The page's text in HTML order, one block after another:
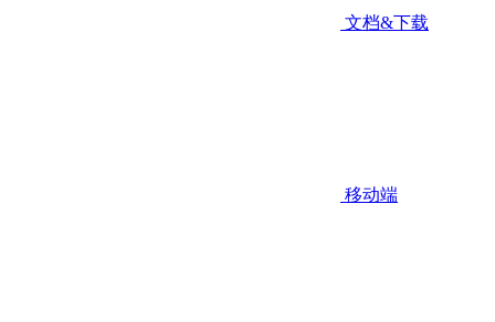
文档&下载
移动端